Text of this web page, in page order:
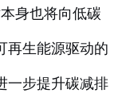
身也将向低碳
再生能源驱动的
一步提升碳减排